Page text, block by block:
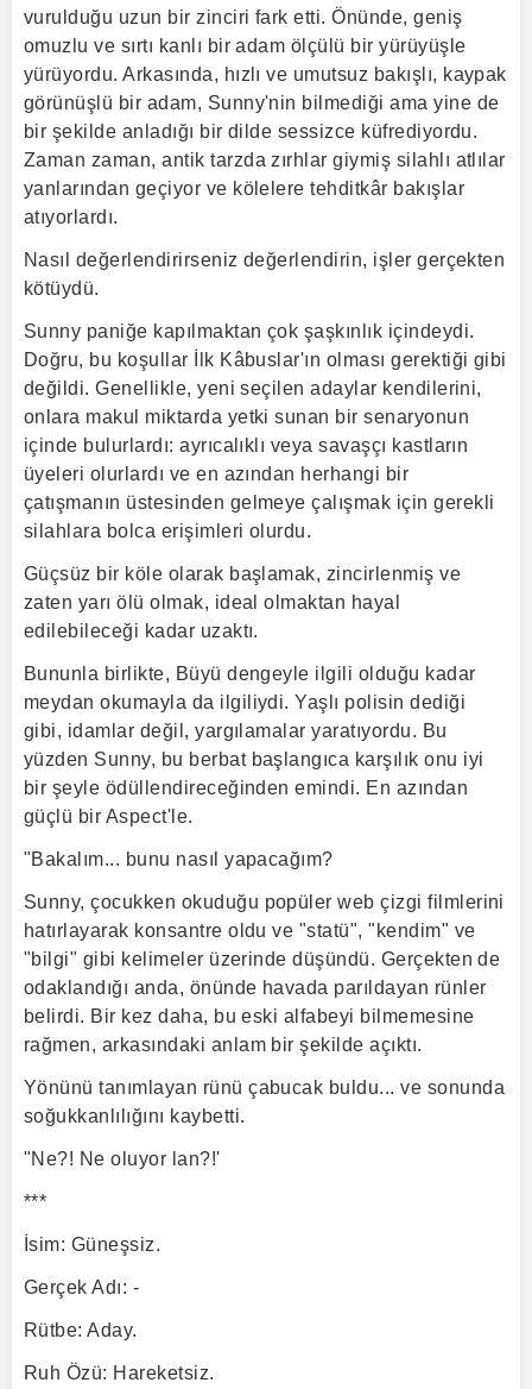
vurulduğu uzun bir zinciri fark etti. Önünde, geniş
omuzlu ve sırtı kanlı bir adam ölçülü bir yürüyüşle
yürüyordu. Arkasında, hızlı ve umutsuz bakışlı, kaypak
görünüşlü bir adam, Sunny'nin bilmediği ama yine de
bir şekilde anladığı bir dilde sessizce küfrediyordu.
Zaman zaman, antik tarzda zırhlar giymiş silahlı atlılar
yanlarından geçiyor ve kölelere tehditkâr bakışlar
atıyorlardı.
Nasıl değerlendirirseniz değerlendirin, işler gerçekten
kötüydü.
Sunny paniğe kapılmaktan çok şaşkınlık içindeydi.
Doğru, bu koşullar İlk Kâbuslar'ın olması gerektiği gibi
değildi. Genellikle, yeni seçilen adaylar kendilerini,
onlara makul miktarda yetki sunan bir senaryonun
içinde bulurlardı: ayrıcalıklı veya savaşçı kastların
üyeleri olurlardı ve en azından herhangi bir
çatışmanın üstesinden gelmeye çalışmak için gerekli
silahlara bolca erişimleri olurdu.
Güçsüz bir köle olarak başlamak, zincirlenmiş ve
zaten yarı ölü olmak, ideal olmaktan hayal
edilebileceği kadar uzaktı.
Bununla birlikte, Büyü dengeyle ilgili olduğu kadar
meydan okumayla da ilgiliydi. Yaşlı polisin dediği
gibi, idamlar değil, yargılamalar yaratıyordu. Bu
yüzden Sunny, bu berbat başlangıca karşılık onu iyi
bir şeyle ödüllendireceğinden emindi. En azından
güçlü bir Aspect'le.
"Bakalım... bunu nasıl yapacağım?
Sunny, çocukken okuduğu popüler web çizgi filmlerini
hatırlayarak konsantre oldu ve "statü", "kendim" ve
"bilgi" gibi kelimeler üzerinde düşündü. Gerçekten de
odaklandığı anda, önünde havada parıldayan rünler
belirdi. Bir kez daha, bu eski alfabeyi bilmemesine
rağmen, arkasındaki anlam bir şekilde açıktı.
Yönünü tanımlayan rünü çabucak buldu... ve sonunda
soğukkanlılığını kaybetti.
"Ne?! Ne oluyor lan?!'
***
İsim: Güneşsiz.
Gerçek Adı: -
Rütbe: Aday.
Ruh Özü: Hareketsiz.